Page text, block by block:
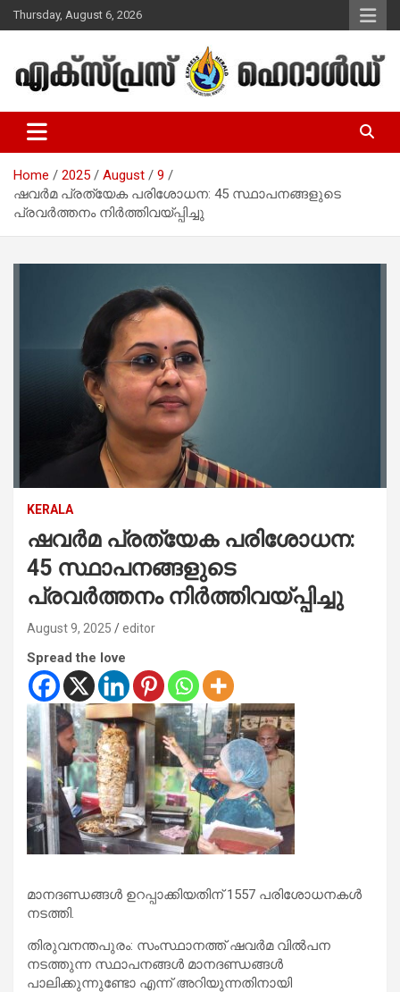
Skip
to
Thursday, August 6, 2026
Express Herald – Malayalam
Christian News
Home 2025 August
9
ഷവര്‍മ പ്രത്യേക പരിശോധന: 45 സ്ഥാപനങ്ങളുടെ
പ്രവര്‍ത്തനം നിര്‍ത്തിവയ്പ്പിച്ചു
KERALA
ഷവര്‍മ പ്രത്യേക പരിശോധന:
45 സ്ഥാപനങ്ങളുടെ
പ്രവര്‍ത്തനം നിര്‍ത്തിവയ്പ്പിച്ചു
August 9, 2025 editor
Spread the love
മാനദണ്ഡങ്ങള്‍ ഉറപ്പാക്കിയതിന് 1557 പരിശോധനകള്‍
നടത്തി.
തിരുവനന്തപുരം: സംസ്ഥാനത്ത് ഷവര്‍മ വില്‍പന
നടത്തുന്ന സ്ഥാപനങ്ങള്‍ മാനദണ്ഡങ്ങള്‍
പാലിക്കുന്നുണ്ടോ എന്ന് അറിയുന്നതിനായി